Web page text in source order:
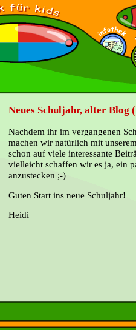
Neues Schuljahr, alter Blog
Nachdem ihr im vergangenen
machen wir natürlich mit
schon auf viele interessante
vielleicht schaffen wir es ja, ein
anzustecken ;-)
Guten Start ins neue Schuljahr!
Heidi